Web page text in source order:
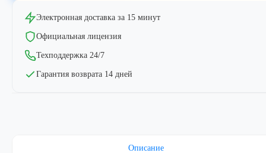
Электронная доставка за 15 минут
Официальная лицензия
Техподдержка 24/7
Гарантия возврата 14 дней
Описание